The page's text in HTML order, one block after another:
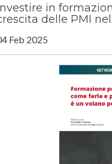
in
delle PMI
Feb 2025